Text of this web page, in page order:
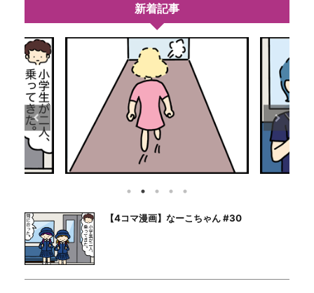
新着記事
【4コマ漫画】なーこちゃん #30